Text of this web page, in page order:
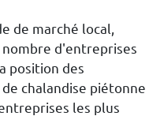
de marché local,
d'entreprises
position des
chalandise piétonne
les plus